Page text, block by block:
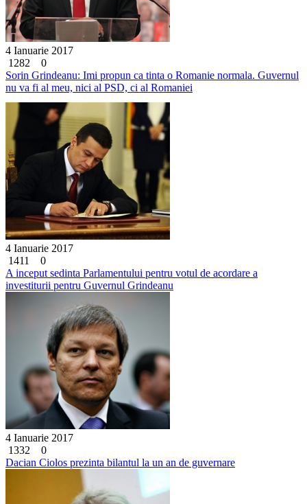
4 Ianuarie 2017
1282
0
Sorin Grindeanu: Imi propun ca tinta o Romanie normala. Guvernul
nu va fi al meu, nici al PSD, ci al Romaniei
4 Ianuarie 2017
1411
0
A inceput sedinta Parlamentului pentru votul de acordare a
investiturii pentru Guvernul Grindeanu
4 Ianuarie 2017
1332
0
Dacian Ciolos prezinta bilantul la un an de guvernare